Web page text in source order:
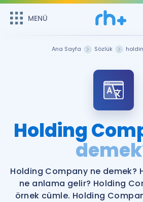
MENÜ
Şifremi
Sepetin Şu An
Remzi Hoca ile seni sınava
bekliyor!
MENÜ
Katılımcı Görüşleri
Faydalı Araçlar
Ücretsiz Kaynaklar
Blog
İngilizce
Ana Sayfa Sözlük
Holding
Holding Company ne demek?
ne anlama gelir? Holding
örnek cümle. Holding